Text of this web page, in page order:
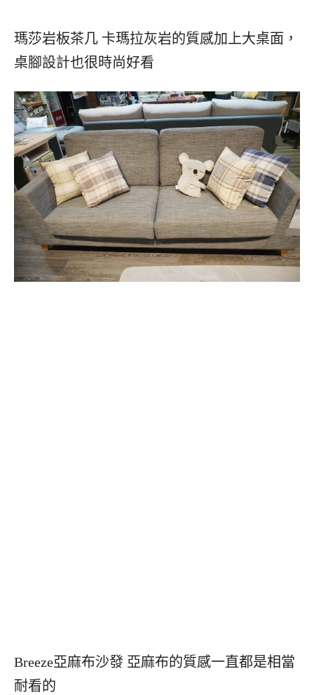
瑪莎岩板茶几 卡瑪拉灰岩的質感加上大桌面，
桌腳設計也很時尚好看
Breeze亞麻布沙發 亞麻布的質感一直都是相當
耐看的